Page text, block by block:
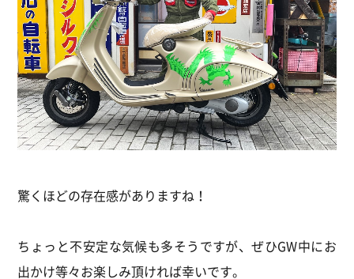
驚くほどの存在感がありますね！
ちょっと不安定な気候も多そうですが、ぜひGW中にお
出かけ等々お楽しみ頂ければ幸いです。